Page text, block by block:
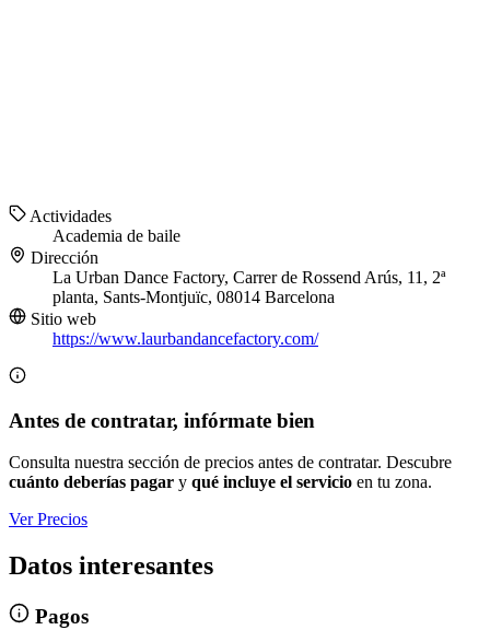
Actividades
Academia de baile
Dirección
La Urban Dance Factory, Carrer de Rossend Arús, 11, 2ª
planta, Sants-Montjuïc, 08014 Barcelona
Sitio web
https://www.laurbandancefactory.com/
Antes de contratar, infórmate bien
Consulta nuestra sección de precios antes de contratar. Descubre
cuánto deberías pagar y qué incluye el servicio en tu zona.
Ver Precios
Datos interesantes
Pagos